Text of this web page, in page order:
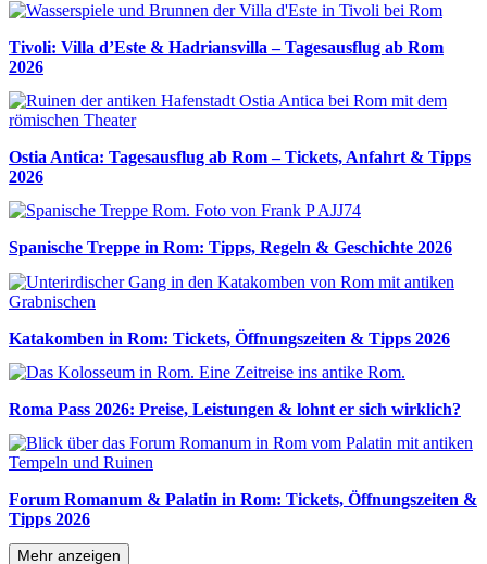
Tivoli: Villa d’Este & Hadriansvilla – Tagesausflug ab Rom
2026
Ostia Antica: Tagesausflug ab Rom – Tickets, Anfahrt & Tipps
2026
Spanische Treppe in Rom: Tipps, Regeln & Geschichte 2026
Katakomben in Rom: Tickets, Öffnungszeiten & Tipps 2026
Roma Pass 2026: Preise, Leistungen & lohnt er sich wirklich?
Forum Romanum & Palatin in Rom: Tickets, Öffnungszeiten &
Tipps 2026
Mehr anzeigen